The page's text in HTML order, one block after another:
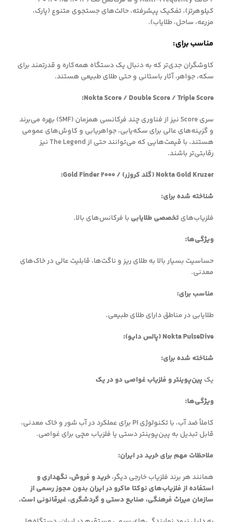
کیلوهرتز)، تفکیک پیشرفته، حالت‌های جستجوی متنوع (پارک،
مزرعه، ساحل، طلایاب).
مناسب برای:
کاوشگران جدی‌تر که به دنبال یک دستگاه همه‌کاره و قدرتمند برای
سکه، جواهر، آثار باستانی و حتی طلای طبیعی هستند.
Nokta Score / Double Score / Triple Score:
سری Score نیز از فناوری چند فرکانسی همزمان (SMF) بهره می‌برند
و گزینه‌های عالی برای سکه‌یابی، جواهر‌یابی و کاوش‌های عمومی
هستند، با قیمت‌هایی که می‌توانند حتی از The Legend نیز
رقابتی‌تر باشند.
Nokta Gold Kruzer (گلد کروزر) / Gold Finder 2000:
شناخته شده برای:
فلزیاب‌هایتخصصی طلایابیبا فرکانس‌های بالا.
ویژگی‌ها:
حساسیت بسیار بالا به طلای ریز و ناگت‌ها، قابلیت عالی در خاک‌های
معدنی.
مناسب برای:
طلایابی در مناطق دارای طلای طبیعی.
Nokta PulseDive (پالس دایو):
شناخته شده برای:
یک پین‌پوینتر و فلزیاب غواصی دو در یک
ویژگی‌ها:
کاملاً ضد آب، با تکنولوژی PI برای عملکرد در آب شور و خاک معدنی،
قابل تبدیل به پین‌پوینتر دستی یا فلزیاب مچی برای غواصی.
ملاحظات مهم برای خرید در ایران:
همانند هر برند فلزیاب خارجی دیگر،خرید و فروش، نگهداری و
استفاده از فلزیاب‌های نوکتا ماکرو در ایران بدون مجوز رسمی از
سازمان میراث فرهنگی، صنایع دستی و گردشگری، غیرقانونی است.